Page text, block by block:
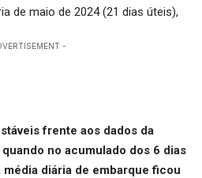
de maio de 2024 (21 dias úteis),
-
frente aos dados da
no acumulado dos 6 dias
diária de embarque ficou